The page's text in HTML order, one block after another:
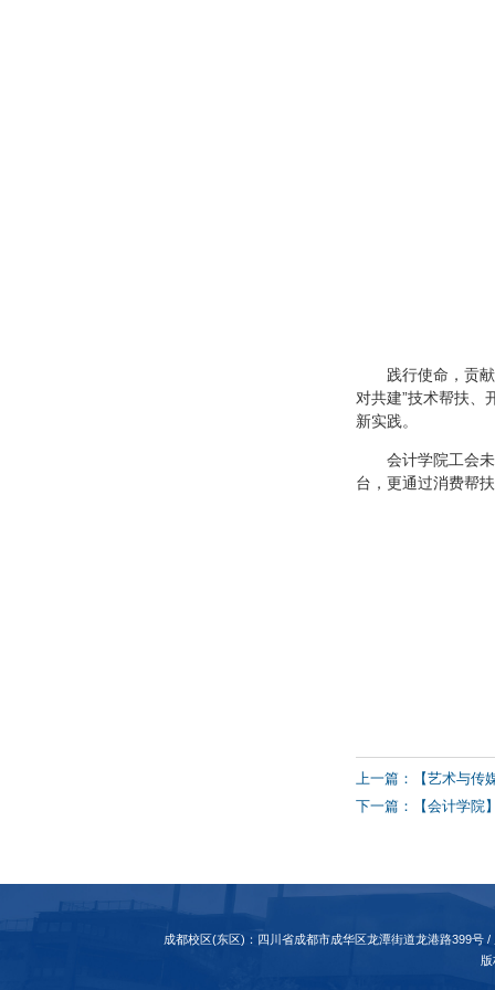
践行使命，贡
对共建”技术帮扶、
新实践。
会计学院工会
台，更通过消费帮
上一篇：【艺术与传
下一篇：【会计学院
成都校区(东区)：四川省成都市成华区龙潭街道龙港路399号